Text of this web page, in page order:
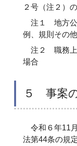
２号（注２）
注１ 地方公
例、規則その
注２ 職務上
場合
５ 事案
令和６年11
法第44条の規